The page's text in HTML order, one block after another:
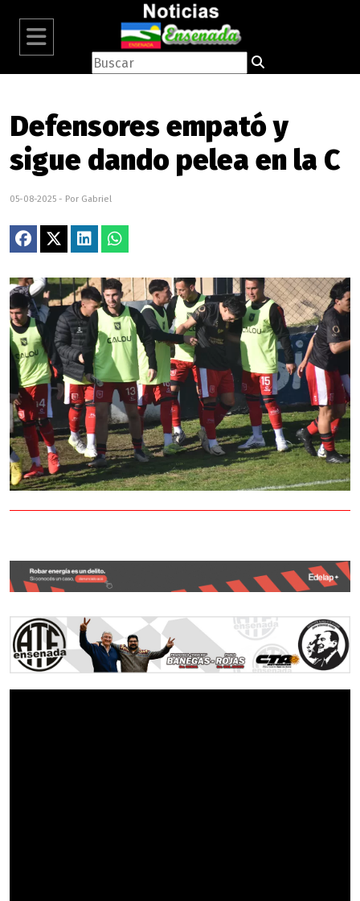
Defensores empató y
sigue dando pelea en la C
05-08-2025 - Por Gabriel